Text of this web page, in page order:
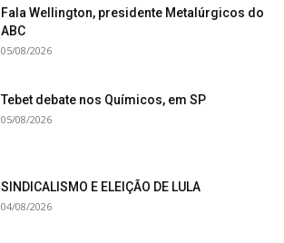
Fala Wellington, presidente Metalúrgicos do
ABC
05/08/2026
Tebet debate nos Químicos, em SP
05/08/2026
SINDICALISMO E ELEIÇÃO DE LULA
04/08/2026